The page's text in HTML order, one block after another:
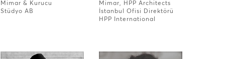
Mimar & Kurucu
Stüdyo AB
Mimar, HPP Architects
İstanbul Ofisi Direktörü
HPP International